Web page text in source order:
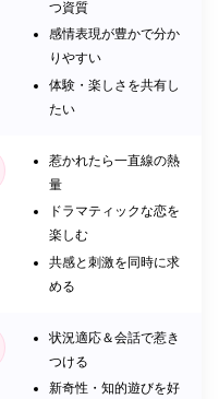
つ資質
感情表現が豊かで分か
りやすい
体験・楽しさを共有し
たい
惹かれたら一直線の熱
量
ドラマティックな恋を
楽しむ
共感と刺激を同時に求
める
状況適応＆会話で惹き
つける
新奇性・知的遊びを好